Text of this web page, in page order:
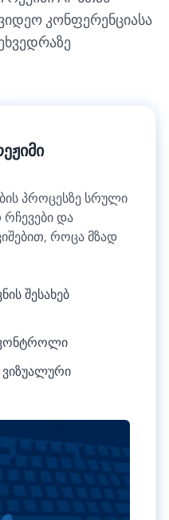
კონფერენციასა
პროცესზე სრული
და
როცა მზად
შესახებ
კონტროლი
ვიზუალური